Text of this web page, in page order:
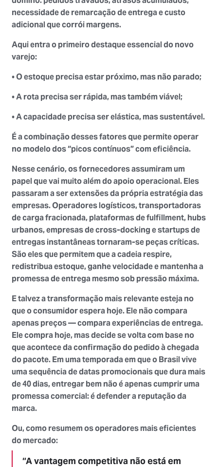
necessidade de remarcação de entrega e custo
adicional que corrói margens.
Aqui entra o primeiro destaque essencial do novo
varejo:
• O estoque precisa estar próximo, mas não parado;
• A rota precisa ser rápida, mas também viável;
• A capacidade precisa ser elástica, mas sustentável.
É a combinação desses fatores que permite operar
no modelo dos “picos contínuos” com eficiência.
Nesse cenário, os fornecedores assumiram um
papel que vai muito além do apoio operacional. Eles
passaram a serextensões da própria estratégiadas
empresas. Operadores logísticos, transportadoras
de carga fracionada, plataformas de fulfillment, hubs
urbanos, empresas de cross-docking e startups de
entregas instantâneas tornaram-se peças críticas.
São eles que permitem que a cadeia respire,
redistribua estoque, ganhe velocidade e mantenha a
promessa de entrega mesmo sob pressão máxima.
E talvez a transformação mais relevante esteja no
que o consumidor espera hoje. Ele não compara
apenas preços — comparaexperiências de entrega.
Ele compra hoje, mas decide se volta com base no
que acontece da confirmação do pedido à chegada
do pacote. Em uma temporada em que o Brasil vive
uma sequência de datas promocionais que dura mais
de 40 dias, entregar bem não é apenas cumprir uma
promessa comercial: é defender a reputação da
marca.
Ou, como resumem os operadores mais eficientes
do mercado:
“A vantagem competitiva não está em